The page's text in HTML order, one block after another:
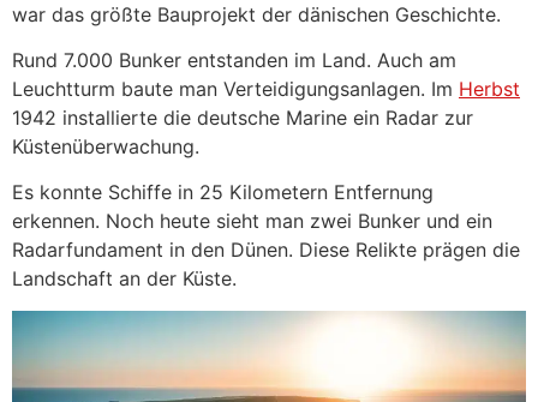
war das größte Bauprojekt der dänischen Geschichte.
Rund 7.000 Bunker entstanden im Land. Auch am
Leuchtturm baute man Verteidigungsanlagen. Im Herbst
1942 installierte die deutsche Marine ein Radar zur
Küstenüberwachung.
Es konnte Schiffe in 25 Kilometern Entfernung
erkennen. Noch heute sieht man zwei Bunker und ein
Radarfundament in den Dünen. Diese Relikte prägen die
Landschaft an der Küste.